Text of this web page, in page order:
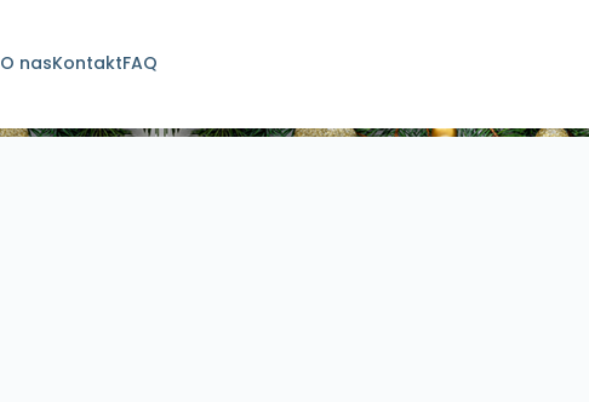
O nasKontaktFAQ